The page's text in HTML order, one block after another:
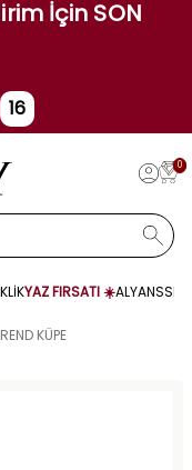
İçin SON
16
0
YAZ FIRSATI ☀️ALYANS
KÜPE